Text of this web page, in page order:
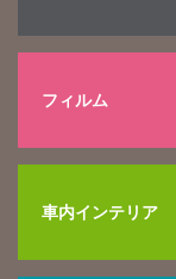
フィルム
車内インテリア